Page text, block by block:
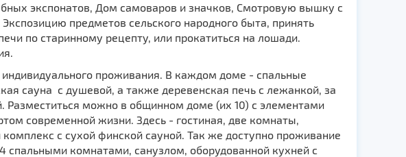
экспонатов, Дом самоваров и значков, Смотровую вышку с
предметов сельского народного быта, принять
по старинному рецепту, или прокатиться на лошади.
проживания. В каждом доме - спальные
сауна с душевой, а также деревенская печь с лежанкой, за
можно в общинном доме (их 10) с элементами
современной жизни. Здесь - гостиная, две комнаты,
с сухой финской сауной. Так же доступно проживание
комнатами, санузлом, оборудованной кухней с